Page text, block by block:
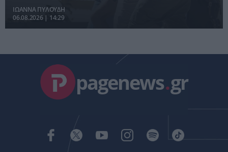
ΙΩΑΝΝΑ ΠΥΛΟΥΔΗ
06.08.2026 | 14:29
pagenews.gr